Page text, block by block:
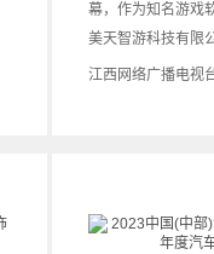
幕，作为知名游戏
美天智游科技有限
江西网络广播电视